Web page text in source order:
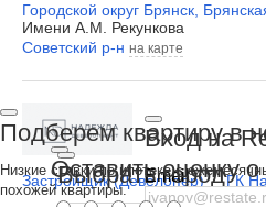
Выбрать город
Вход на
Email
Городской округ Брянск
Имени А.М. Рекункова
Советский р-н на карте
Застройщик (Девелопер) ГК
Подберем квартиру в
Низкие ставки по ипотеке с
похожей квартиры.
Оставить оценку